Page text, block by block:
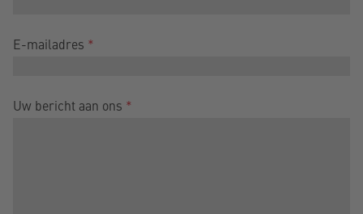
E-mailadres *
Uw bericht aan ons *